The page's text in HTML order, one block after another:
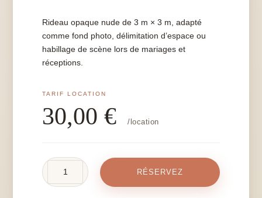
Rideau opaque nude de 3 m × 3 m, adapté
comme fond photo, délimitation d’espace ou
habillage de scène lors de mariages et
réceptions.
30,00€ /location
RÉSERVEZ